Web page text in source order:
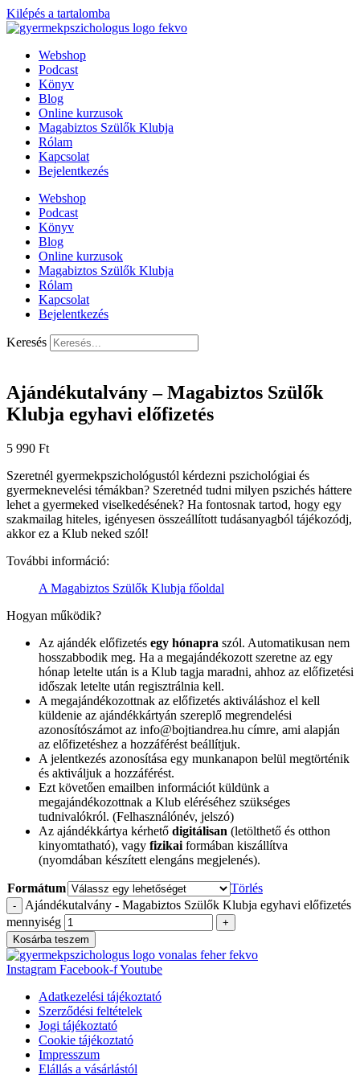
Kilépés a tartalomba
Webshop
Podcast
Könyv
Blog
Online kurzusok
Magabiztos Szülők Klubja
Rólam
Kapcsolat
Bejelentkezés
Webshop
Podcast
Könyv
Blog
Online kurzusok
Magabiztos Szülők Klubja
Rólam
Kapcsolat
Bejelentkezés
Keresés
Ajándékutalvány – Magabiztos Szülők
Klubja egyhavi előfizetés
5 990 Ft
Szeretnél gyermekpszichológustól kérdezni pszichológiai és
gyermeknevelési témákban? Szeretnéd tudni milyen pszichés háttere
lehet a gyermeked viselkedésének? Ha fontosnak tartod, hogy egy
szakmailag hiteles, igényesen összeállított tudásanyagból tájékozódj,
akkor ez a Klub neked szól!
További információ:
A Magabiztos Szülők Klubja főoldal
Hogyan működik?
Az ajándék előfizetés egy hónapra szól. Automatikusan nem
hosszabbodik meg. Ha a megajándékozott szeretne az egy
hónap letelte után is a Klub tagja maradni, ahhoz az előfizetési
időszak letelte után regisztrálnia kell.
A megajándékozottnak az előfizetés aktiváláshoz el kell
küldenie az ajándékkártyán szereplő megrendelési
azonosítószámot az info@bojtiandrea.hu címre, ami alapján
az előfizetéshez a hozzáférést beállítjuk.
A jelentkezés azonosítása egy munkanapon belül megtörténik
és aktiváljuk a hozzáférést.
Ezt követően emailben információt küldünk a
megajándékozottnak a Klub eléréséhez szükséges
tudnivalókról. (Felhasználónév, jelszó)
Az ajándékkártya kérhető digitálisan (letölthető és otthon
kinyomtatható), vagy fizikai formában kiszállítva
(nyomdában készített elengáns megjelenés).
Formátum Törlés
-
Ajándékutalvány - Magabiztos Szülők Klubja egyhavi előfizetés
mennyiség
+
Kosárba teszem
Instagram Facebook-fYoutube
Adatkezelési tájékoztató
Szerződési feltételek
Jogi tájékoztató
Cookie tájékoztató
Impresszum
Elállás a vásárlástól